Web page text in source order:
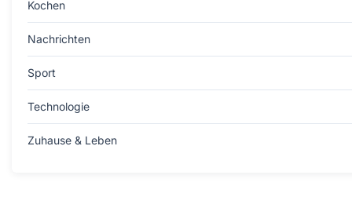
Kochen
Nachrichten
Sport
Technologie
Zuhause & Leben